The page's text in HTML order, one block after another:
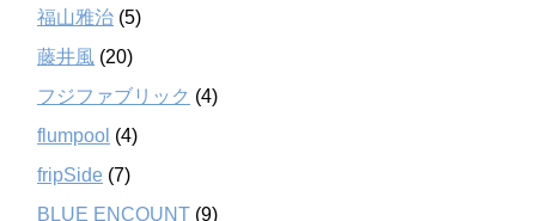
福山雅治 (5)
藤井風 (20)
フジファブリック (4)
flumpool (4)
fripSide (7)
BLUE ENCOUNT (9)